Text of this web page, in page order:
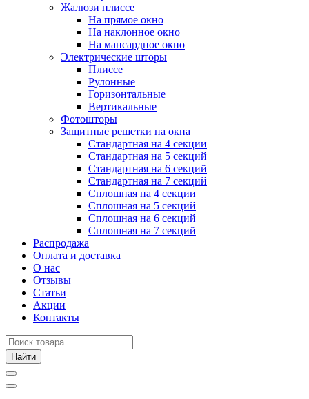
Жалюзи плиссе
На прямое окно
На наклонное окно
На мансардное окно
Электрические шторы
Плиссе
Рулонные
Горизонтальные
Вертикальные
Фотошторы
Защитные решетки на окна
Стандартная на 4 секции
Стандартная на 5 секций
Стандартная на 6 секций
Стандартная на 7 секций
Сплошная на 4 секции
Сплошная на 5 секций
Сплошная на 6 секций
Сплошная на 7 секций
Распродажа
Оплата и доставка
О нас
Отзывы
Статьи
Акции
Контакты